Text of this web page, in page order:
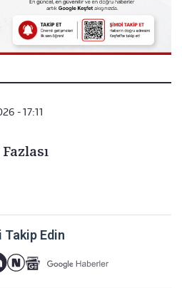
- 17:11
Takip Edin